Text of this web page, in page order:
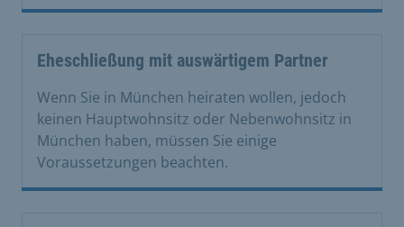
Eheschließung mit auswärtigem Partner
Wenn Sie in München heiraten wollen, jedoch
keinen Hauptwohnsitz oder Nebenwohnsitz in
München haben, müssen Sie einige
Voraussetzungen beachten.